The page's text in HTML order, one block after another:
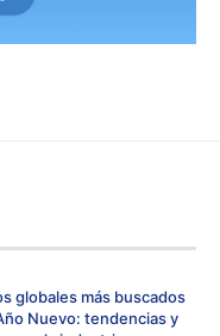
globales más buscados
Nuevo: tendencias y